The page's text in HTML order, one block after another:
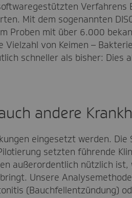
Verfahrens
Mit dem sogenannten
Proben mit über 6.000
von Keimen –
schneller als bisher: Dies
andere
eingesetzt werden. Die
setzten führende
außerordentlich nützlich
Unsere
(Bauchfellentzündung)